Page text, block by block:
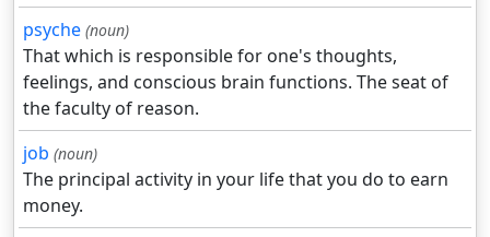
psyche (noun)
That which is responsible for one's thoughts,
feelings, and conscious brain functions. The seat of
the faculty of reason.
job (noun)
The principal activity in your life that you do to earn
money.